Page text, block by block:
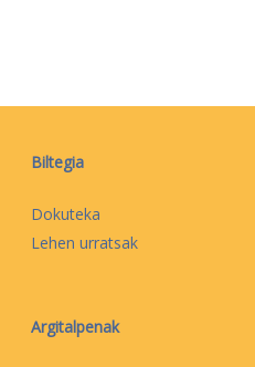
Biltegia
Dokuteka
Lehen urratsak
Argitalpenak